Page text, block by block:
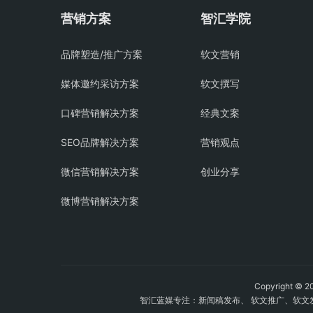
营销方案
品牌塑造/推广方案
媒体邀约采访方案
口碑营销解决方案
SEO品牌解决方案
微信营销解决方案
微博营销解决方案
智汇学院
软文营销
软文撰写
经典文案
营销观点
创业分享
Copyright ©
智汇蓝媒专注： 新闻稿发布、 软文推广、 软文